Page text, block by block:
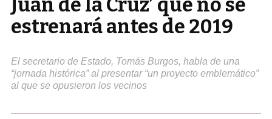
Juan de la Cruz’ que no se
estrenará antes de 2019
El secretario de Estado, Tomás Burgos, habla de una
“jornada histórica” al presentar “un proyecto emblemático”
al que se opusieron los vecinos